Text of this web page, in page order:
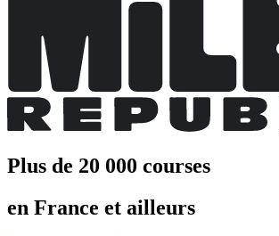
Plus de 20 000 courses
en France et ailleurs